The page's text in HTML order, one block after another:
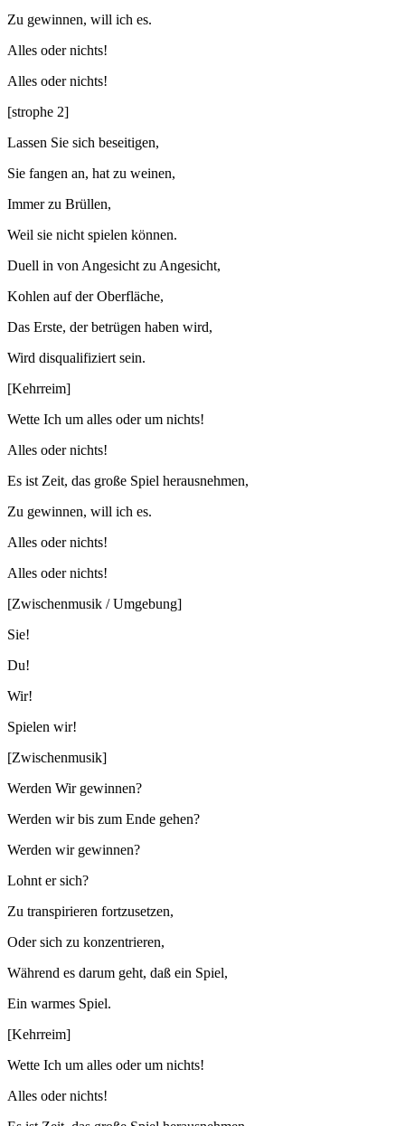
Zu gewinnen, will ich es.
Alles oder nichts!
Alles oder nichts!
[strophe 2]
Lassen Sie sich beseitigen,
Sie fangen an, hat zu weinen,
Immer zu Brüllen,
Weil sie nicht spielen können.
Duell in von Angesicht zu Angesicht,
Kohlen auf der Oberfläche,
Das Erste, der betrügen haben wird,
Wird disqualifiziert sein.
[Kehrreim]
Wette Ich um alles oder um nichts!
Alles oder nichts!
Es ist Zeit, das große Spiel herausnehmen,
Zu gewinnen, will ich es.
Alles oder nichts!
Alles oder nichts!
[Zwischenmusik / Umgebung]
Sie!
Du!
Wir!
Spielen wir!
[Zwischenmusik]
Werden Wir gewinnen?
Werden wir bis zum Ende gehen?
Werden wir gewinnen?
Lohnt er sich?
Zu transpirieren fortzusetzen,
Oder sich zu konzentrieren,
Während es darum geht, daß ein Spiel,
Ein warmes Spiel.
[Kehrreim]
Wette Ich um alles oder um nichts!
Alles oder nichts!